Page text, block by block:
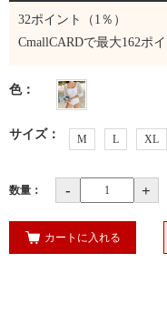
32ポイント（1％）
CmallCARDで最大162ポ
色：
サイズ： M L XL
数量： - +
カートに入れる